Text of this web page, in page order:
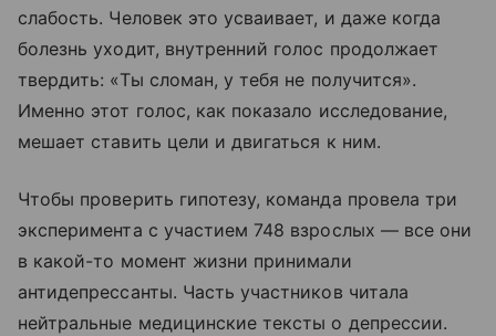
слабость. Человек это усваивает, и даже когда
болезнь уходит, внутренний голос продолжает
твердить: «Ты сломан, у тебя не получится».
Именно этот голос, как показало исследование,
мешает ставить цели и двигаться к ним.
Чтобы проверить гипотезу, команда провела три
эксперимента с участием 748 взрослых — все они
в какой-то момент жизни принимали
антидепрессанты. Часть участников читала
нейтральные медицинские тексты о депрессии.